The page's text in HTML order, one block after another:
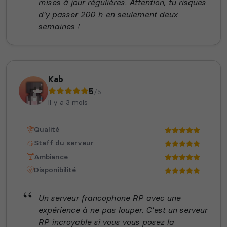
mises à jour régulières. Attention, tu risques
d'y passer 200 h en seulement deux
semaines !
Kab
5/5
il y a 3 mois
Qualité
Staff du serveur
Ambiance
Disponibilité
Un serveur francophone RP avec une
expérience à ne pas louper. C'est un serveur
RP incroyable si vous vous posez la